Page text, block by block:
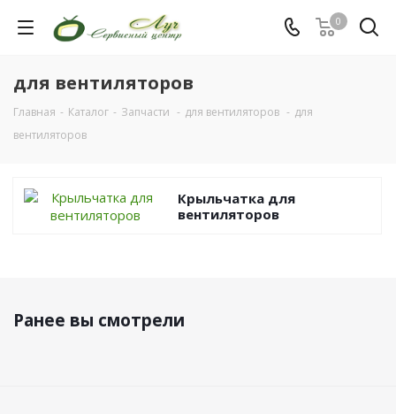
0
для вентиляторов
Главная - Каталог - Запчасти - для вентиляторов - для
вентиляторов
Крыльчатка для
вентиляторов
Ранее вы смотрели